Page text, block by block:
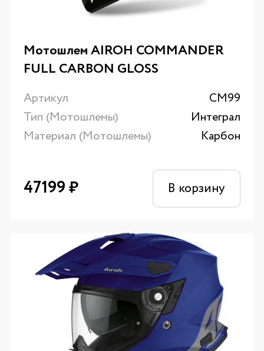
Мотошлем AIROH COMMANDER
FULL CARBON GLOSS
Артикул
CM99
Тип (Мотошлемы)
Интеграл
Материал (Мотошлемы)
Карбон
47199₽ В корзину